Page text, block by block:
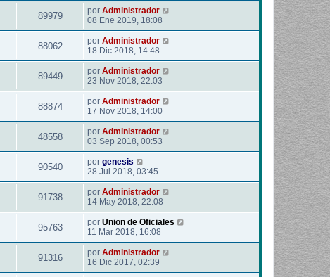
89979 por Administrador
08 Ene 2019, 18:08
88062 por Administrador
18 Dic 2018, 14:48
89449 por Administrador
23 Nov 2018, 22:03
88874 por Administrador
17 Nov 2018, 14:00
48558 por Administrador
03 Sep 2018, 00:53
90540 por genesis
28 Jul 2018, 03:45
91738 por Administrador
14 May 2018, 22:08
95763 por Union de Oficiales
11 Mar 2018, 16:08
91316 por Administrador
16 Dic 2017, 02:39